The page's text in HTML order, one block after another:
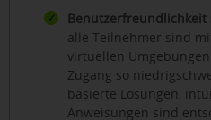
Benutzerfreundlichkeit
alle Teilnehmer sind
virtuellen
Zugang so
basierte Lösungen,
Anweisungen sind